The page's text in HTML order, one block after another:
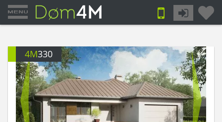
4M330